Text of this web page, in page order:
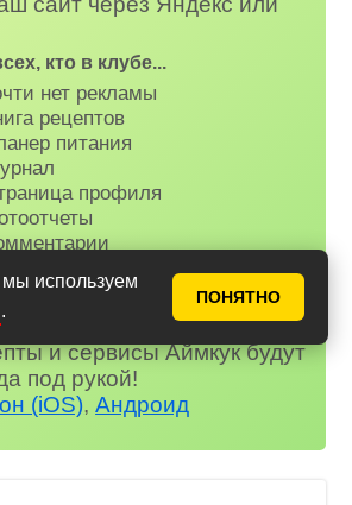
мы используем
.
ПОНЯТНО
кто в клубе...
нет рекламы
рецептов
питания
профиля
установить наше
на телефон,
и сервисы Аймкук будут
под рукой!
(iOS),Андроид